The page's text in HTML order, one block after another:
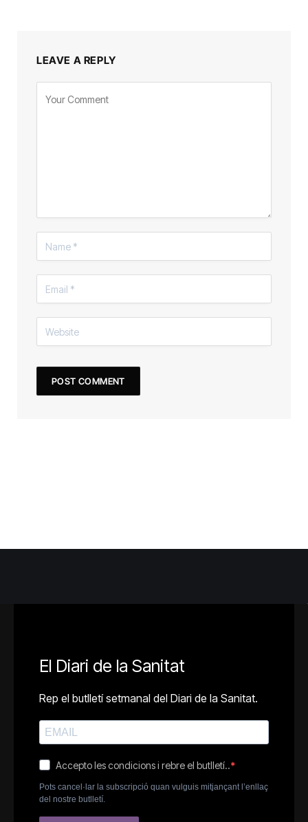
LEAVE A REPLY
El Diari de la Sanitat
Rep el butlletí setmanal del Diari de la Sanitat.
Accepto les condicions i rebre el butlletí..
Pots cancel·lar la subscripció quan vulguis mitjançant l’enllaç
del nostre butlletí.